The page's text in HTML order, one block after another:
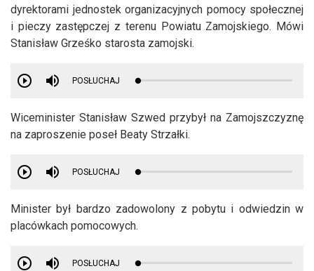
dyrektorami jednostek organizacyjnych pomocy społecznej
i pieczy zastępczej z terenu Powiatu Zamojskiego. Mówi
Stanisław Grześko starosta zamojski.
POSŁUCHAJ
Wiceminister Stanisław Szwed przybył na Zamojszczyznę
na zaproszenie poseł Beaty Strzałki.
POSŁUCHAJ
Minister był bardzo zadowolony z pobytu i odwiedzin w
placówkach pomocowych.
POSŁUCHAJ